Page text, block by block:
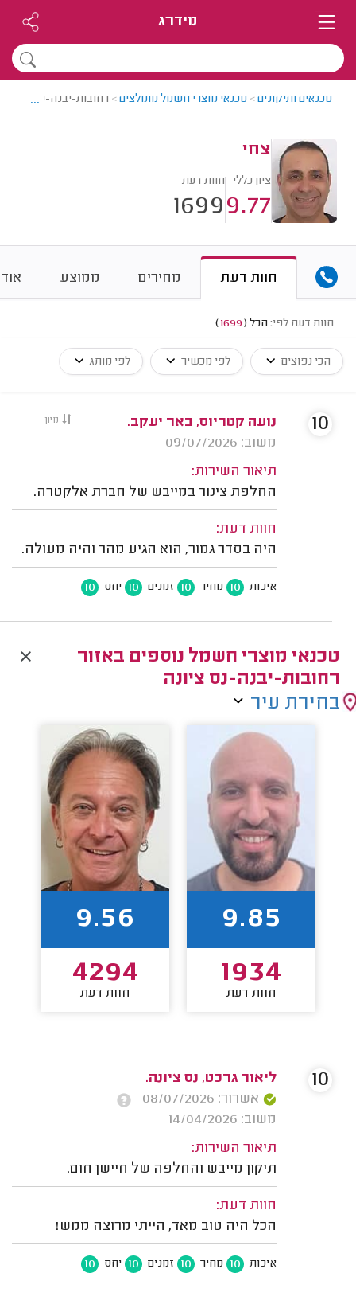
מידרג
טכנאים ותיקונים> טכנאי מוצרי חשמל מומלצים> רחובות-יבנה-נס...
צחי
ציון כללי
9.77
חוות דעת
1699
חוות דעת מחירים ממוצע
חוות דעת לפי: הכל (
1699
)
הכי נפוצים לפי מכשיר לפי מותג
מיון
נועה קטריוס, באר יעקב.
משוב: 09/07/2026
תיאור השירות:
החלפת צינור במייבש של חברת אלקטרה.
חוות דעת:
היה בסדר גמור, הוא הגיע מהר והיה מעולה.
איכות 10 מחיר 10 זמנים 10 יחס 10
10
טכנאי מוצרי חשמל נוספים באזור
רחובות-יבנה-נס ציונה
בחירת עיר
9.85
1934
חוות דעת
9.56
4294
חוות דעת
ליאור גרכט, נס ציונה.
אשרור: 08/07/2026
משוב: 14/04/2026
תיאור השירות:
תיקון מייבש והחלפה של חיישן חום.
חוות דעת:
הכל היה טוב מאד, הייתי מרוצה ממש!
איכות 10 מחיר 10 זמנים 10 יחס 10
10